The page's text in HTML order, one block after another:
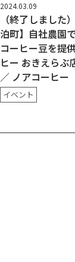
2024.03.09
（終了しました
泊町】自社農園
コーヒー豆を提
ヒー おきえらぶ
／ ノアコーヒー
イベント